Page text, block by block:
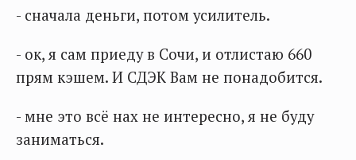
- сначала деньги, потом усилитель.
- ок, я сам приеду в Сочи, и отлистаю 660
прям кэшем. И СДЭК Вам не понадобится.
- мне это всё нах не интересно, я не буду
заниматься.